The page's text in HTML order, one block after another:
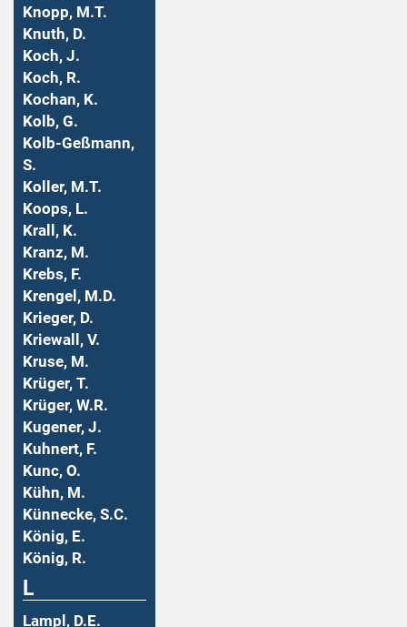
Knopp, M.T.
Knuth, D.
Koch, J.
Koch, R.
Kochan, K.
Kolb, G.
Kolb-Geßmann,
S.
Koller, M.T.
Koops, L.
Krall, K.
Kranz, M.
Krebs, F.
Krengel, M.D.
Krieger, D.
Kriewall, V.
Kruse, M.
Krüger, T.
Krüger, W.R.
Kugener, J.
Kuhnert, F.
Kunc, O.
Kühn, M.
Künnecke, S.C.
König, E.
König, R.
L
Lampl, D.E.